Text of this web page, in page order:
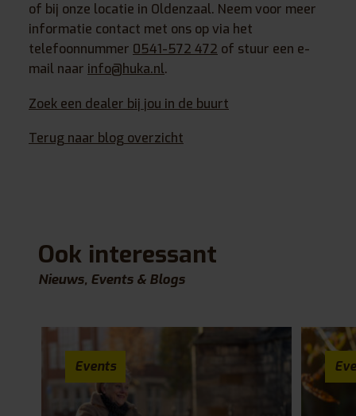
of bij onze locatie in Oldenzaal. Neem voor meer
informatie contact met ons op via het
telefoonnummer 0541-572 472 of stuur een e-
mail naar info@huka.nl.
Zoek een dealer bij jou in de buurt
Terug naar blog overzicht
Ook interessant
Nieuws, Events & Blogs
Events